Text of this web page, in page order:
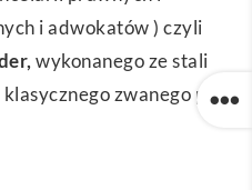
i adwokatów ) czyli
, wykonanego ze stali
klasycznego zwanego po